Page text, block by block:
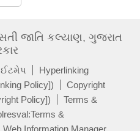
જાતિ કલ્યાણ, ગુજરાત
Hyperlinking
Policy])
Copyright
Policy])
Terms &
&